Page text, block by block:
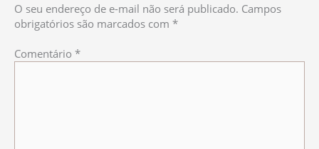
O seu endereço de e-mail não será publicado. Campos
obrigatórios são marcados com *
Comentário *